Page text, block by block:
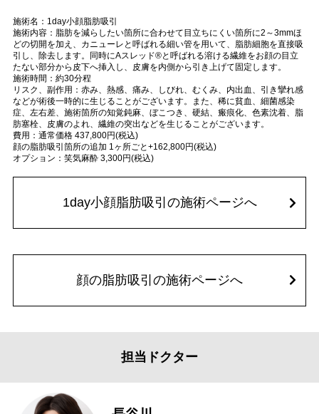
施術名：1day小顔脂肪吸引
施術内容：脂肪を減らしたい箇所に合わせて目立ちにくい箇所に2～3mmほ
どの切開を加え、カニューレと呼ばれる細い管を用いて、脂肪細胞を直接吸
引し、除去します。同時にAスレッド®と呼ばれる溶ける繊維をお顔の目立
たない部分から皮下へ挿入し、皮膚を内側から引き上げて固定します。
施術時間：約30分程
リスク、副作用：赤み、熱感、痛み、しびれ、むくみ、内出血、引き攣れ感
などが術後一時的に生じることがございます。また、稀に貧血、細菌感染
症、左右差、施術箇所の知覚鈍麻、ぼこつき、硬結、瘢痕化、色素沈着、脂
肪塞栓、皮膚のよれ、繊維の突出などを生じることがございます。
費用：通常価格 437,800円(税込)
顔の脂肪吸引箇所の追加 1ヶ所ごと+162,800円(税込)
オプション：笑気麻酔 3,300円(税込)
1day小顔脂肪吸引の施術ページへ
顔の脂肪吸引の施術ページへ
担当ドクター